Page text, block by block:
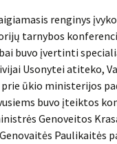
renginys
tarnybos
buvo įvertinti
Usonytei atiteko,
ūkio ministerijos
buvo įteiktos
Genoveitos
Paulikaitės